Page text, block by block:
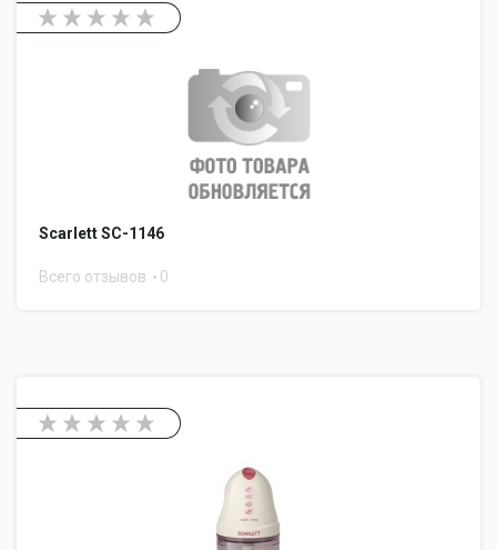
Scarlett SC-1146
Всего отзывов 0